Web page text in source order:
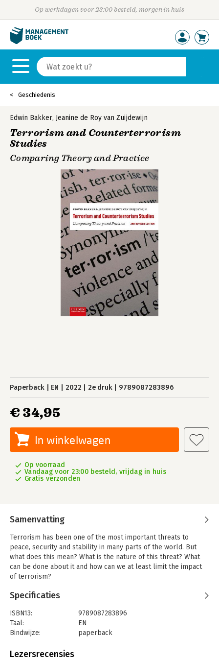
Op werkdagen voor 23:00 besteld, morgen in huis
Geschiedenis
Edwin Bakker, Jeanine de Roy van Zuijdewijn
Terrorism and Counterterrorism
Studies
Comparing Theory and Practice
Paperback EN 2022 2e druk 9789087283896
€ 34,95
In winkelwagen
Op voorraad
Vandaag voor 23:00 besteld, vrijdag in huis
Gratis verzonden
Samenvatting
Terrorism has been one of the most important threats to
peace, security and stability in many parts of the world. But
what does this mean? What is the nature of this threat? What
can be done about it and how can we at least limit the impact
of terrorism?
this book that consists of four parts. First it focuses on the
and the difficulties in defining the term. The second part
provides an overview of the state of the art of terrorism
studies. The most interesting results of this academic field are
to either stress their importance or to debunk them as myths.
Specificaties
ISBN13:
9789087283896
Taal:
EN
Bindwijze:
paperback
Uitgever:
Lezersrecensies